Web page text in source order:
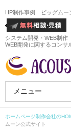
HP制作事例 ビッグムー
システム開発・WEB制作
WEB開発に関するコンサ
メニュー
ホームページ制作会社の
ムーン公式サイト